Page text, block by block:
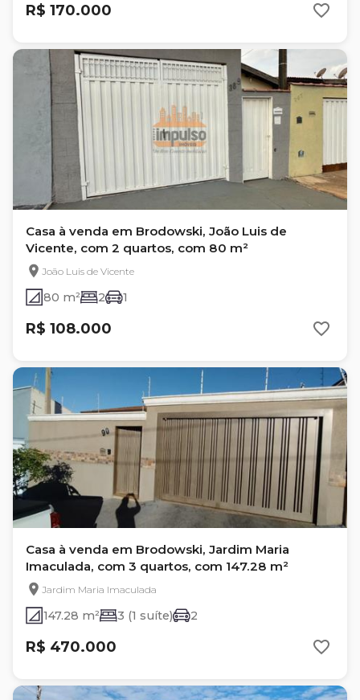
R$ 170.000
Casa à venda em Brodowski, João Luis de
Vicente, com 2 quartos, com 80 m²
João Luis de Vicente
80 m² 2 1
R$ 108.000
Casa à venda em Brodowski, Jardim Maria
Imaculada, com 3 quartos, com 147.28 m²
Jardim Maria Imaculada
147.28 m² 3 (1 suíte) 2
R$ 470.000